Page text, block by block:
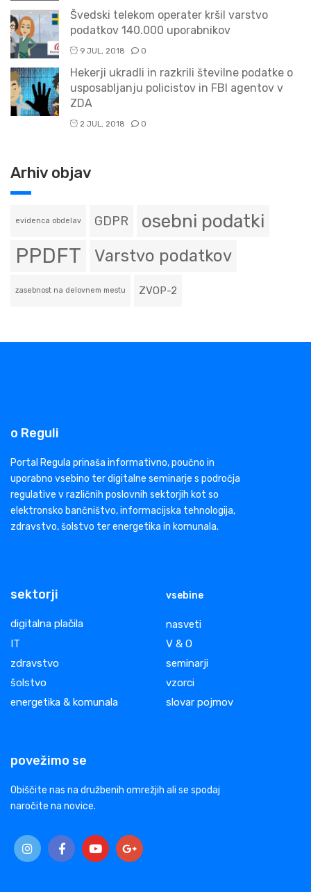
Švedski telekom operater kršil varstvo
podatkov 140.000 uporabnikov
9 JUL, 2018 0
Hekerji ukradli in razkrili številne podatke o
usposabljanju policistov in FBI agentov v
ZDA
2 JUL, 2018 0
Arhiv objav
evidenca obdelav GDPR osebni podatki
PPDFT Varstvo podatkov
zasebnost na delovnem mestu ZVOP-2
o Reguli
Portal Regula prinaša informativno, poučno in
uporabno vsebino ter digitalne seminarje s področja
regulative v različnih poslovnih sektorjih kot so
elektronsko bančništvo, informacijska tehnologija,
zdravstvo, šolstvo ter energetika in komunala.
sektorji
digitalna plačila
IT
zdravstvo
šolstvo
energetika & komunala
vsebine
nasveti
V & O
seminarji
vzorci
slovar pojmov
povežimo se
Obiščite nas na družbenih omrežjih ali se spodaj
naročite na novice.